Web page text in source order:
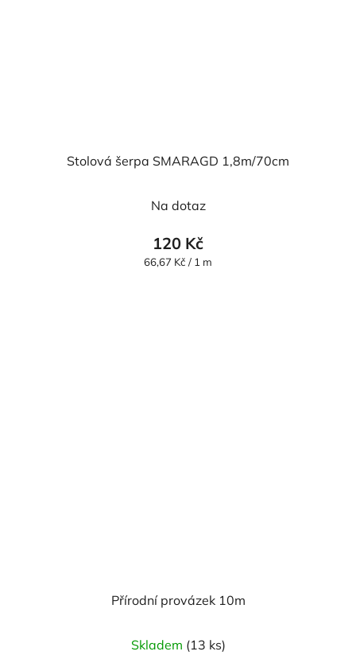
Stolová šerpa SMARAGD 1,8m/70cm
Na dotaz
120 Kč
Měrná
66,67 Kč / 1 m
Přírodní provázek 10m
Skladem (13 ks)